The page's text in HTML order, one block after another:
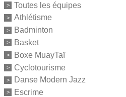
Toutes les équipes
Athlétisme
Badminton
Basket
Boxe MuayTaï
Cyclotourisme
Danse Modern Jazz
Escrime